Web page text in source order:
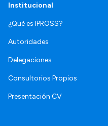
Institucional
¿Qué es IPROSS?
Autoridades
Delegaciones
Consultorios Propios
Presentación CV